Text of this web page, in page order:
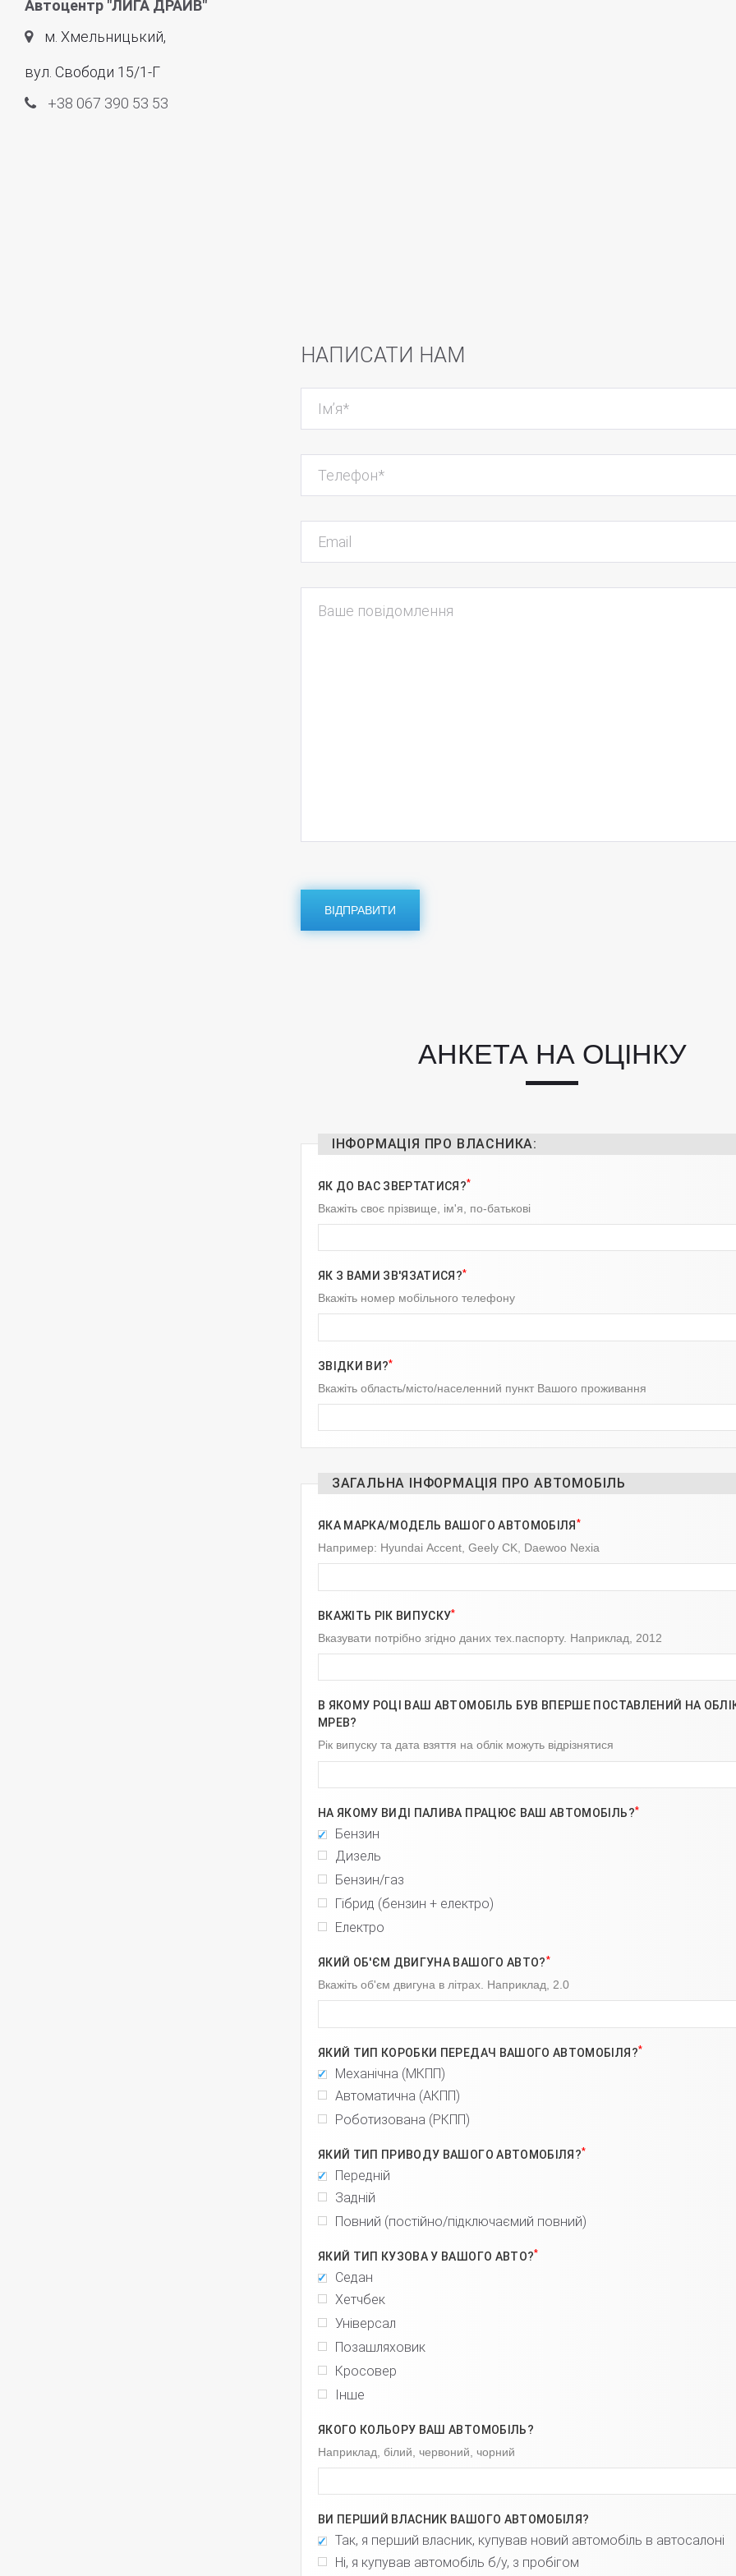
Автоцентр "ЛИГА ДРАЙВ"
м. Хмельницький,
вул. Свободи 15/1-Г
+38 067 390 53 53
НАПИСАТИ НАМ
ВІДПРАВИТИ
АНКЕТА НА ОЦІНКУ
ІНФОРМАЦІЯ ПРО ВЛАСНИКА:
ЯК ДО ВАС ЗВЕРТАТИСЯ?*
Вкажіть своє прізвище, ім'я, по-батькові
ЯК З ВАМИ ЗВ'ЯЗАТИСЯ?*
Вкажіть номер мобільного телефону
ЗВІДКИ ВИ?*
Вкажіть область/місто/населенний пункт Вашого проживання
ЗАГАЛЬНА ІНФОРМАЦІЯ ПРО АВТОМОБІЛЬ
ЯКА МАРКА/МОДЕЛЬ ВАШОГО АВТОМОБІЛЯ *
Например: Hyundai Accent, Geely CK, Daewoo Nexia
ВКАЖІТЬ РІК ВИПУСКУ*
Вказувати потрібно згідно даних тех.паспорту. Наприклад, 2012
В ЯКОМУ РОЦІ ВАШ АВТОМОБІЛЬ БУВ ВПЕРШЕ ПОСТАВЛЕНИЙ НА
МРЕВ?
Рік випуску та дата взяття на облік можуть відрізнятися
НА ЯКОМУ ВИДІ ПАЛИВА ПРАЦЮЄ ВАШ АВТОМОБІЛЬ?*
Бензин
Дизель
Бензин/газ
Гібрид (бензин + електро)
Електро
ЯКИЙ ОБ'ЄМ ДВИГУНА ВАШОГО АВТО?*
Вкажіть об'єм двигуна в літрах. Наприклад, 2.0
ЯКИЙ ТИП КОРОБКИ ПЕРЕДАЧ ВАШОГО АВТОМОБІЛЯ?*
Механічна (МКПП)
Автоматична (АКПП)
Роботизована (РКПП)
ЯКИЙ ТИП ПРИВОДУ ВАШОГО АВТОМОБІЛЯ?*
Передній
Задній
Повний (постійно/підключаємий повний)
ЯКИЙ ТИП КУЗОВА У ВАШОГО АВТО?*
Седан
Хетчбек
Універсал
Позашляховик
Кросовер
Інше
ЯКОГО КОЛЬОРУ ВАШ АВТОМОБІЛЬ?
Наприклад, білий, червоний, чорний
ВИ ПЕРШИЙ ВЛАСНИК ВАШОГО АВТОМОБІЛЯ?
Так, я перший власник, купував новий автомобіль в автосалоні
Ні, я купував автомобіль б/у, з пробігом